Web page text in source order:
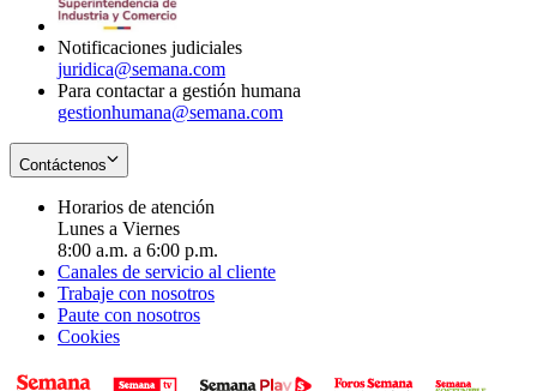
Notificaciones judiciales
juridica@semana.com
Para contactar a gestión humana
gestionhumana@semana.com
Contáctenos
Horarios de atención
Lunes a Viernes
8:00 a.m. a 6:00 p.m.
Canales de servicio al cliente
Trabaje con nosotros
Paute con nosotros
Cookies